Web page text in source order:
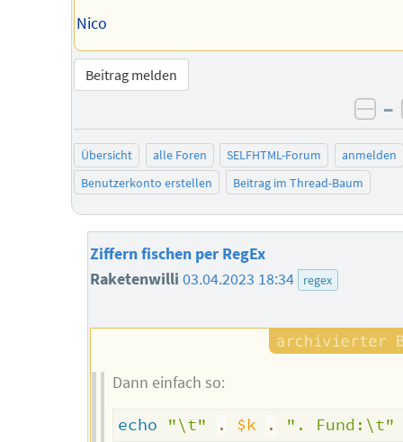
Nico
Beitrag melden
–
Übersicht alle Foren SELFHTML-Forum
anmelden
Benutzerkonto erstellen
Beitrag im Thread-Baum
Ziffern fischen per RegEx
Raketenwilli 03.04.2023 18:34 regex
Dann einfach so:
echo "\t" . $k . ". Fund:\t"